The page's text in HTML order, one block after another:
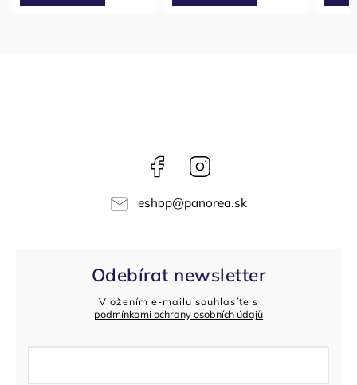
Facebook
eshop@panorea.sk
Odebírat newsletter
Vložením e-mailu souhlasíte s
podmínkami ochrany osobních údajů